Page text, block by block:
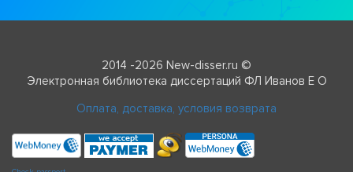
2014 -2026 New-disser.ru ©
Электронная библиотека диссертаций ФЛ Иванов Е О
Оплата, доставка, условия возврата